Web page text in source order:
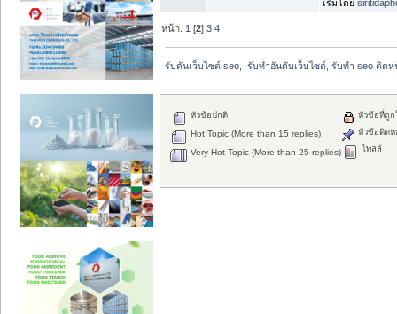
เริ่มโดย
หน้า: 1 [2]3 4
รับดันเว็บไซต์ seo,  รับทำอันดับเว็บไซต์, รับทำ seo ติดห
หัวข้อปกติ
Hot Topic (More than 15 replies)
Very Hot Topic (More than 25 replies)
หัวข้อที่ถู
หัวข้อติดห
โพลล์